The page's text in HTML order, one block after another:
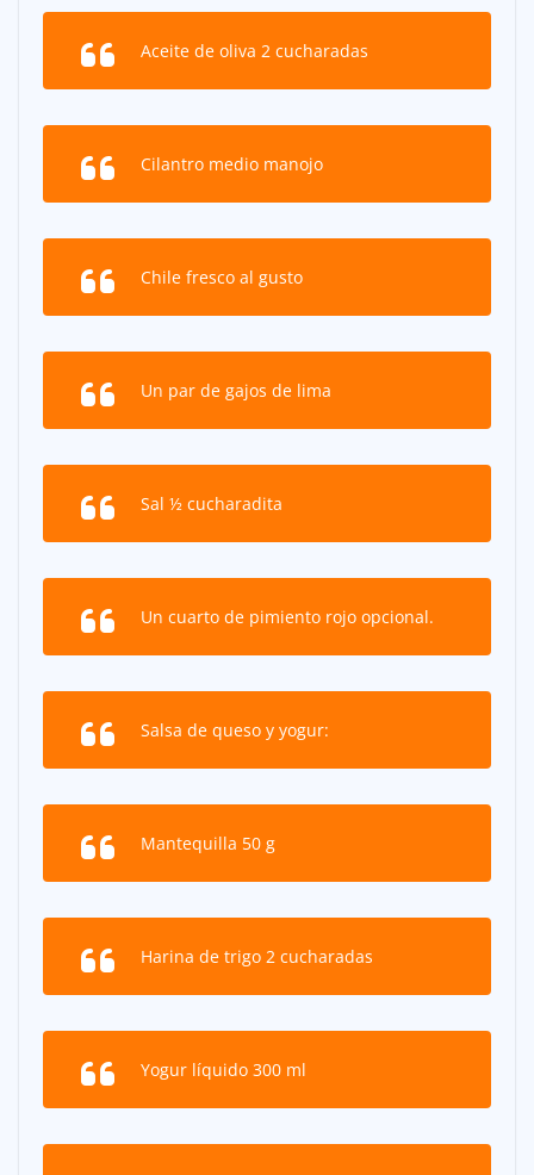
Aceite de oliva 2 cucharadas
Cilantro medio manojo
Chile fresco al gusto
Un par de gajos de lima
Sal ½ cucharadita
Un cuarto de pimiento rojo opcional.
Salsa de queso y yogur:
Mantequilla 50 g
Harina de trigo 2 cucharadas
Yogur líquido 300 ml